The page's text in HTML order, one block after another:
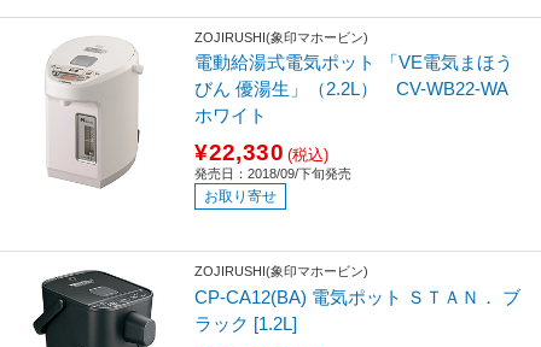
ZOJIRUSHI(象印マホービン)
電動給湯式電気ポット 「VE電気まほう
びん 優湯生」（2.2L） CV-WB22-WA
ホワイト
¥22,330 (税込)
発売日：2018/09/下旬発売
お取り寄せ
ZOJIRUSHI(象印マホービン)
CP-CA12(BA) 電気ポット ＳＴＡＮ． ブ
ラック [1.2L]